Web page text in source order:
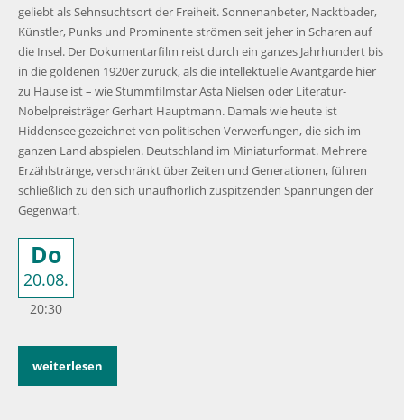
geliebt als Sehnsuchtsort der Freiheit. Sonnenanbeter, Nacktbader,
Künstler, Punks und Prominente strömen seit jeher in Scharen auf
die Insel. Der Dokumentarfilm reist durch ein ganzes Jahrhundert bis
in die goldenen 1920er zurück, als die intellektuelle Avantgarde hier
zu Hause ist – wie Stummfilmstar Asta Nielsen oder Literatur-
Nobelpreisträger Gerhart Hauptmann. Damals wie heute ist
Hiddensee gezeichnet von politischen Verwerfungen, die sich im
ganzen Land abspielen. Deutschland im Miniaturformat. Mehrere
Erzählstränge, verschränkt über Zeiten und Generationen, führen
schließlich zu den sich unaufhörlich zuspitzenden Spannungen der
Gegenwart.
Do
20.08.
20:30
weiterlesen